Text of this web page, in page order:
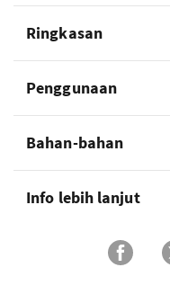
Ringkasan
Penggunaan
Bahan-bahan
Info lebih lanjut